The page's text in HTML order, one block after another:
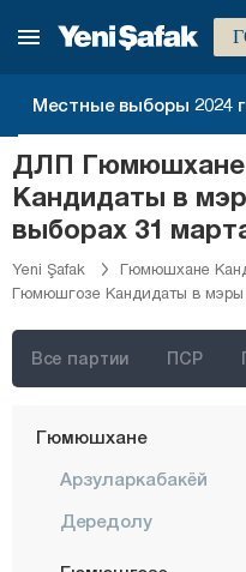
Местные выборы 2024
ДЛП
Кандидаты в
выборах 31
Yeni Şafak
Гюмюшхане
Гюмюшгозе Кандидаты в мэры
Все партии ПСР
Диярбакыр
Эдирне
Элязыг
Эрзинджан
Эрзурум
Эскишехир
Гиресун
Гюмюшхане
Арзуларкабакёй
Дередолу